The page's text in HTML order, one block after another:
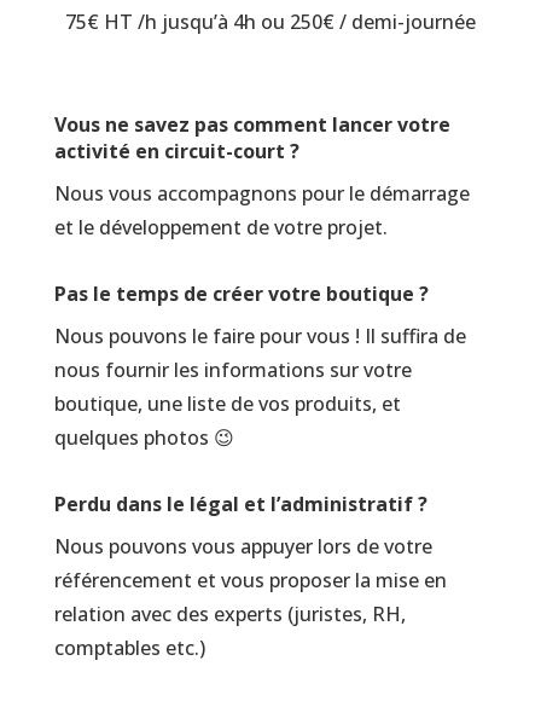
75€ HT /h jusqu’à 4h ou 250€ / demi-journée
Vous ne savez pas comment lancer votre
activité en circuit-court ?
Nous vous accompagnons pour le démarrage
et le développement de votre projet.
Pas le temps de créer votre boutique ?
Nous pouvons le faire pour vous ! Il suffira de
nous fournir les informations sur votre
boutique, une liste de vos produits, et
quelques photos 😉
Perdu dans le légal et l’administratif ?
Nous pouvons vous appuyer lors de votre
référencement et vous proposer la mise en
relation avec des experts (juristes, RH,
comptables etc.)